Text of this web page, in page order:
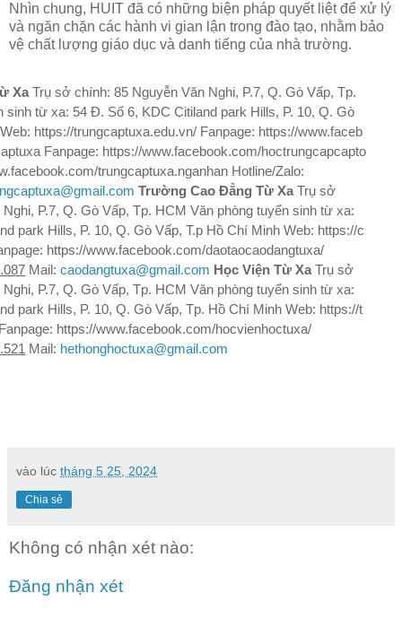
Nhìn chung, HUIT đã có những biện pháp quyết liệt để xử lý
và ngăn chặn các hành vi gian lận trong đào tạo, nhằm bảo
vệ chất lượng giáo dục và danh tiếng của nhà trường.
XaTrụ sở chính: 85 Nguyễn Văn Nghi, P.7, Q. Gò Vấp, Tp.
sinh từ xa: 54 Đ. Số 6, KDC Citiland park Hills, P. 10, Q. Gò
https://trungcaptuxa.edu.vn/ Fanpage: https://www.faceb
Fanpage: https://www.facebook.com/hoctrungcapcapto
trungcaptuxa.nganhan Hotline/Zalo:
Trường Cao Đẳng Từ XaTrụ sở
P.7, Q. Gò Vấp, Tp. HCM Văn phòng tuyển sinh từ xa:
park Hills, P. 10, Q. Gò Vấp, T.p Hồ Chí Minh Web: https://c
https://www.facebook.com/daotaocaodangtuxa/
Mail:caodangtuxa@gmail.com Học Viện Từ XaTrụ sở
P.7, Q. Gò Vấp, Tp. HCM Văn phòng tuyển sinh từ xa:
park Hills, P. 10, Q. Gò Vấp, Tp. Hồ Chí Minh Web: https://t
https://www.facebook.com/hocvienhoctuxa/
Mail: hethonghoctuxa@gmail.com
vào lúc tháng 5 25, 2024
Chia sẻ
Không có nhận xét nào:
Đăng nhận xét